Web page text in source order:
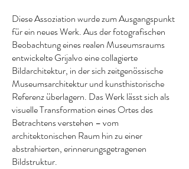
Diese Assoziation wurde zum Ausgangspunkt
für ein neues Werk. Aus der fotografischen
Beobachtung eines realen Museumsraums
entwickelte Grijalvo eine collagierte
Bildarchitektur, in der sich zeitgenössische
Museumsarchitektur und kunsthistorische
Referenz überlagern. Das Werk lässt sich als
visuelle Transformation eines Ortes des
Betrachtens verstehen – vom
architektonischen Raum hin zu einer
abstrahierten, erinnerungsgetragenen
Bildstruktur.